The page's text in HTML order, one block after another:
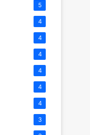
5
4
4
4
4
4
4
3